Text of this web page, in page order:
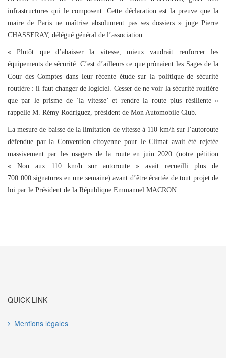
infrastructures qui le composent. Cette déclaration est la preuve que la
maire de Paris ne maîtrise absolument pas ses dossiers » juge Pierre
CHASSERAY, délégué général de l’association.
« Plutôt que d’abaisser la vitesse, mieux vaudrait renforcer les
équipements de sécurité. C’est d’ailleurs ce que prônaient les Sages de la
Cour des Comptes dans leur récente étude sur la politique de sécurité
routière : il faut changer de logiciel. Cesser de ne voir la sécurité routière
que par le prisme de ‘la vitesse’ et rendre la route plus résiliente »
rappelle M. Rémy Rodriguez, président de Mon Automobile Club.
La mesure de baisse de la limitation de vitesse à 110 km/h sur l’autoroute
défendue par la Convention citoyenne pour le Climat avait été rejetée
massivement par les usagers de la route en juin 2020 (notre pétition
« Non aux 110 km/h sur autoroute » avait recueilli plus de
700 000 signatures en une semaine) avant d’être écartée de tout projet de
loi par le Président de la République Emmanuel MACRON.
QUICK LINK
Mentions légales